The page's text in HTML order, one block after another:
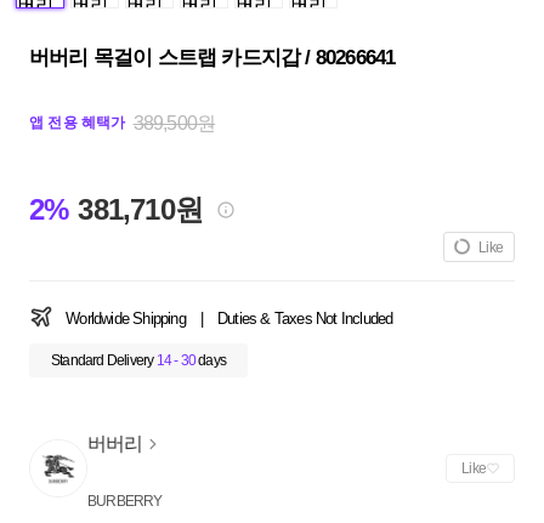
버버리 목걸이 스트랩 카드지갑 / 80266641
앱 전용 혜택가 389,500원
2% 381,710원
Like
Worldwide Shipping Duties & Taxes Not Included
Standard Delivery 14 - 30days
버버리
BURBERRY
Like